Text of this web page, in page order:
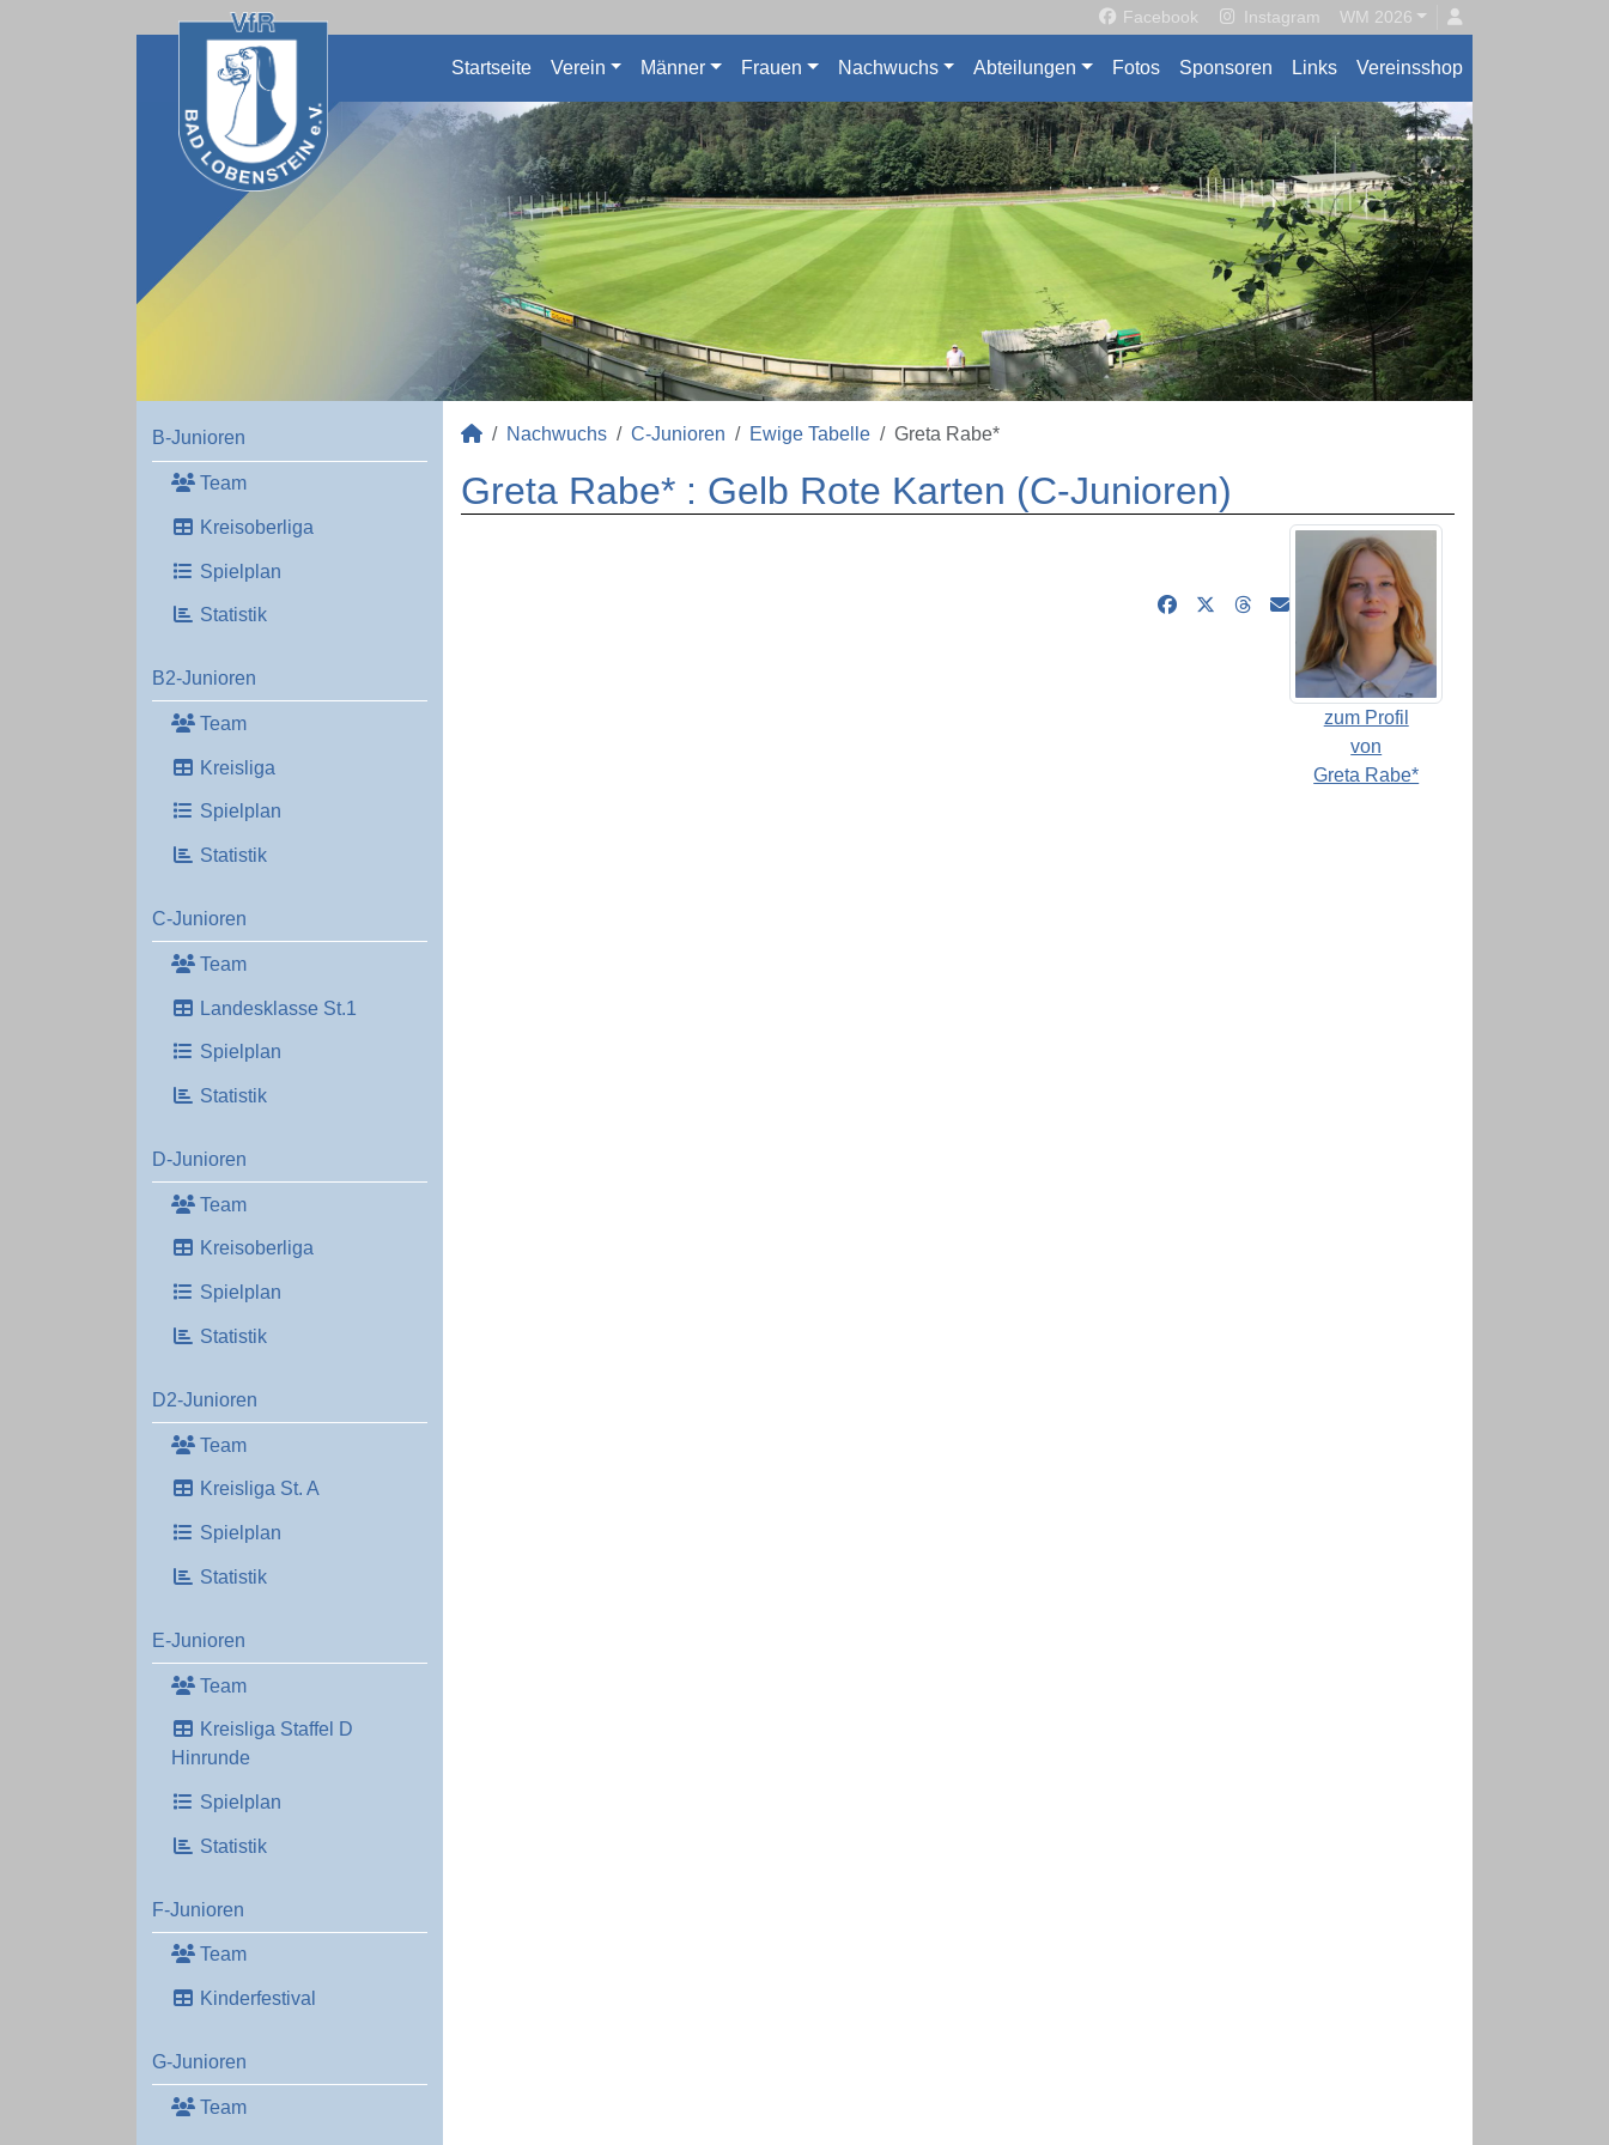
Facebook Instagram WM 2026
Startseite Verein Männer Frauen Nachwuchs Abteilungen Fotos Sponsoren Links Vereinsshop
B-Junioren
Team
Kreisoberliga
Spielplan
Statistik
B2-Junioren
Team
Kreisliga
Spielplan
Statistik
C-Junioren
Team
Landesklasse St.1
Spielplan
Statistik
D-Junioren
Team
Kreisoberliga
Spielplan
Statistik
D2-Junioren
Team
Kreisliga St. A
Spielplan
Statistik
E-Junioren
Team
Kreisliga Staffel D
Hinrunde
Spielplan
Statistik
F-Junioren
Team
Kinderfestival
G-Junioren
Team
Nachwuchs C-Junioren Ewige Tabelle Greta Rabe*
Greta Rabe* : Gelb Rote Karten (C-Junioren)
zum Profil
von
Greta Rabe*